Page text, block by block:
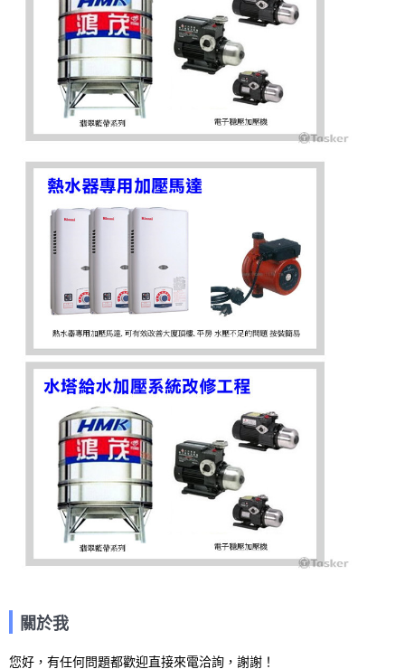
關於我
您好，有任何問題都歡迎直接來電洽詢，謝謝！